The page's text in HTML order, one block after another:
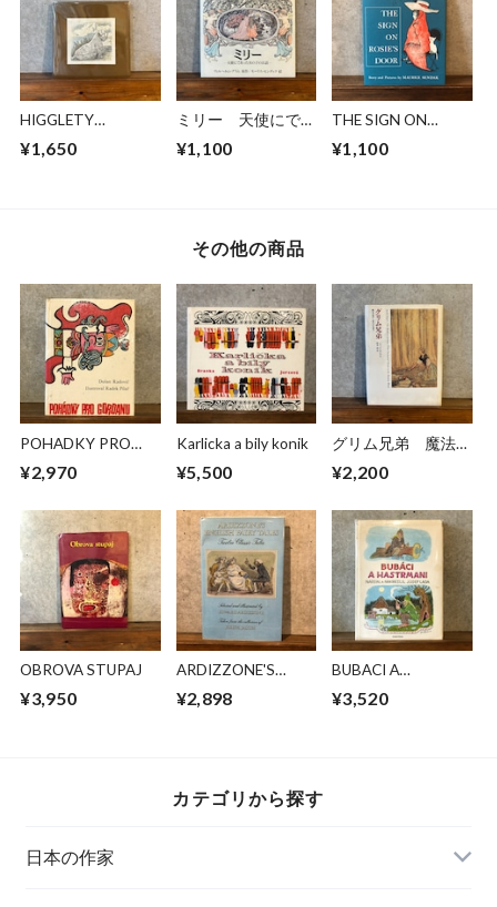
HIGGLETY
¥1,650
ミリー 天使にであ
¥1,100
THE SIGN ON
¥1,100
その他の商品
POHADKY PRO
¥2,970
Karlicka a bily konik
¥5,500
グリム兄弟 魔法の
¥2,200
OBROVA STUPAJ
¥3,950
ARDIZZONE'S
TALES
¥2,898
BUBACI A
¥3,520
カテゴリから探す
日本の作家